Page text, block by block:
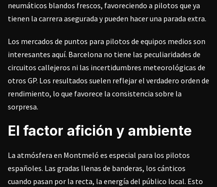
neumáticos blandos frescos, favoreciendo a pilotos que ya
tienen la carrera asegurada y pueden hacer una parada extra.
Los mercados de puntos para pilotos de equipos medios son
interesantes aquí. Barcelona no tiene las peculiaridades de
circuitos callejeros ni las incertidumbres meteorológicas de
otros GP. Los resultados suelen reflejar el verdadero orden de
rendimiento, lo que favorece la consistencia sobre la
sorpresa.
El factor afición y ambiente
La atmósfera en Montmeló es especial para los pilotos
españoles. Las gradas llenas de banderas, los cánticos
cuando pasan por la recta, la energía del público local. Esto